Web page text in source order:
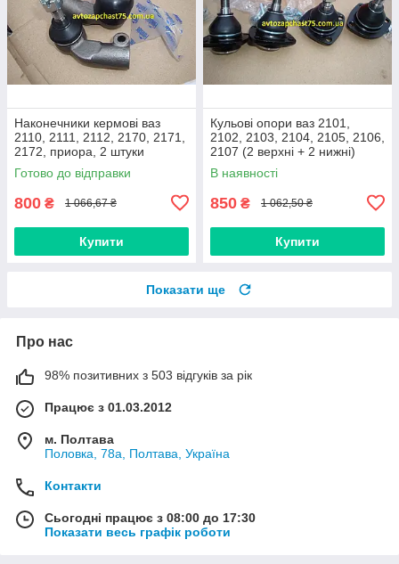
Наконечники кермові ваз
2110, 2111, 2112, 2170, 2171,
2172, приора, 2 штуки
(виробник Finwhale,
Німеччина)
Готово до відправки
800 ₴ 1 066,67 ₴
Купити
Кульові опори ваз 2101,
2102, 2103, 2104, 2105, 2106,
2107 (2 верхні + 2 нижні)
Дорожня карта, Харків
В наявності
850 ₴ 1 062,50 ₴
Купити
Показати ще
Про нас
98% позитивних з 503 відгуків за рік
Працює з 01.03.2012
м. Полтава
Половка, 78а, Полтава, Україна
Контакти
Сьогодні працює з 08:00 до 17:30
Показати весь графік роботи